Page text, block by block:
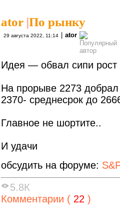
ator |По рынку
29 августа 2022, 11:14 | ator
Идея — обвал сипи рост
На прорыве 2273 добрал
2370- среднесрок до
Главное не шортите..
И удачи
обсудить на форуме:
5.8К
Комментарии ( 22 )